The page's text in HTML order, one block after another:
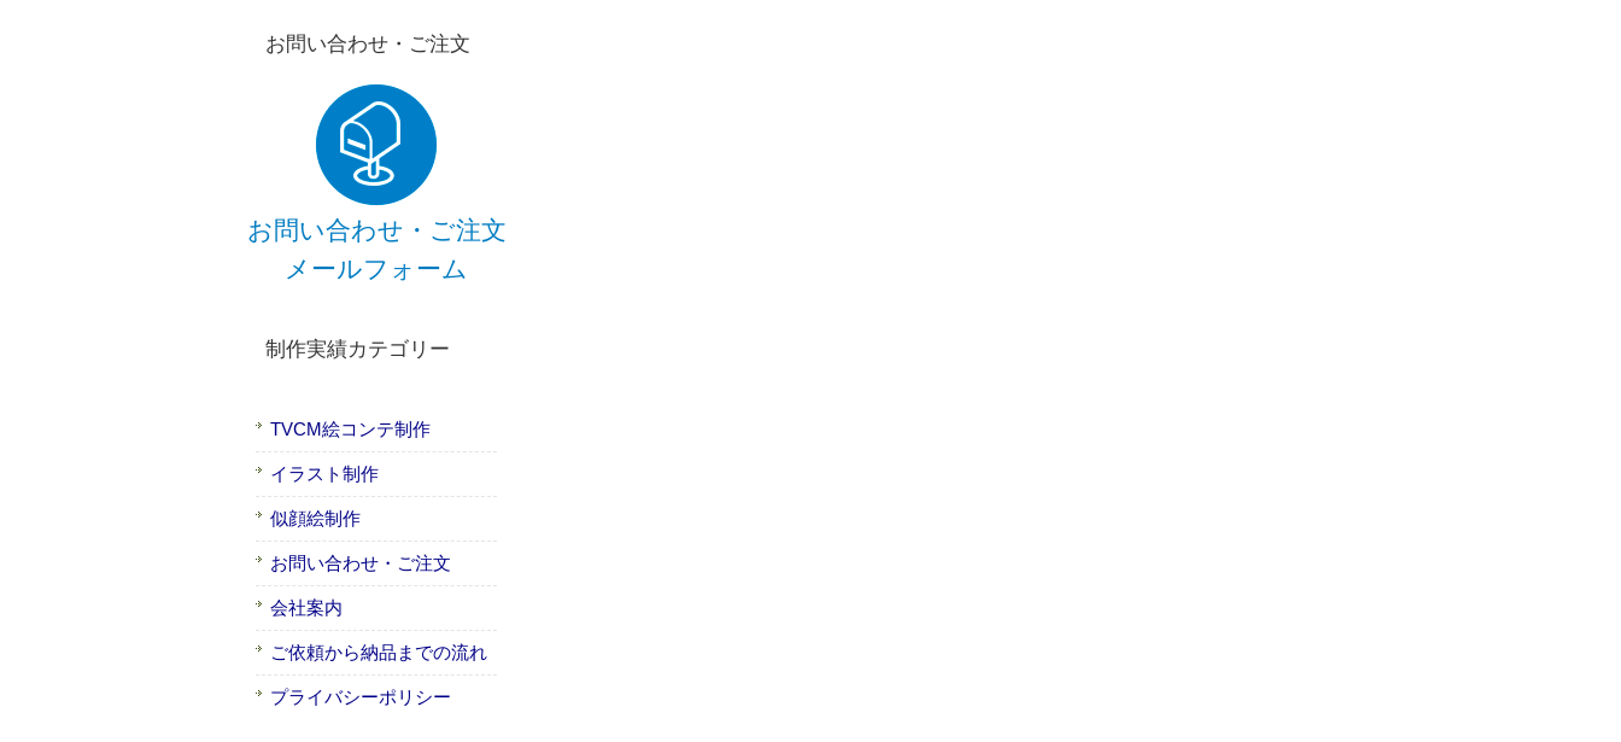
お問い合わせ・ご注文
お問い合わせ・ご注文
メールフォーム
制作実績カテゴリー
TVCM絵コンテ制作
イラスト制作
似顔絵制作
お問い合わせ・ご注文
会社案内
ご依頼から納品までの流れ
プライバシーポリシー